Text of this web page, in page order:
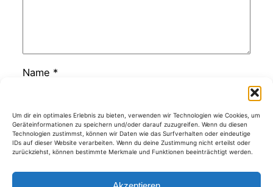
Um dir ein optimales Erlebnis zu bieten, verwenden wir Technologien wie Cookies, um
Geräteinformationen zu speichern und/oder darauf zuzugreifen. Wenn du diesen
Technologien zustimmst, können wir Daten wie das Surfverhalten oder eindeutige
IDs auf dieser Website verarbeiten. Wenn du deine Zustimmung nicht erteilst oder
zurückziehst, können bestimmte Merkmale und Funktionen beeinträchtigt werden.
Name *
E-Mail-Adresse*
Website